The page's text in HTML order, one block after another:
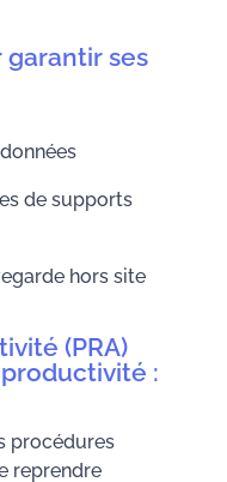
garantir ses
de supports
hors site
(PRA)
:
procédures
reprendre